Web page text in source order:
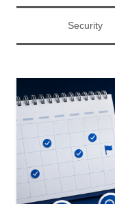
Security